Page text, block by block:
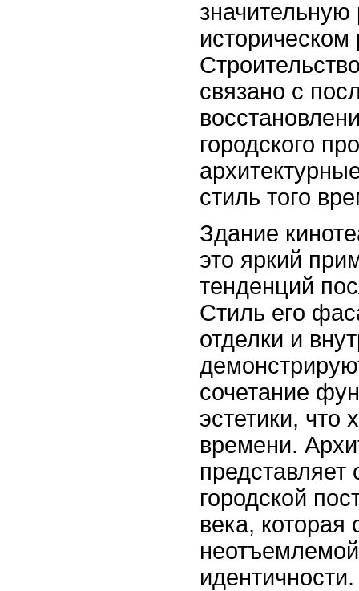
значительную
историческом
связано с
городского
стиль того
Здание
это яркий
тенденций
Стиль его
отделки и
сочетание
эстетики, что
времени.
представляет
городской
века, которая
идентичности.